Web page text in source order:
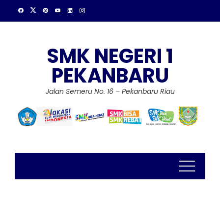
SMK NEGERI 1
PEKANBARU
Jalan Semeru No. 16 – Pekanbaru Riau